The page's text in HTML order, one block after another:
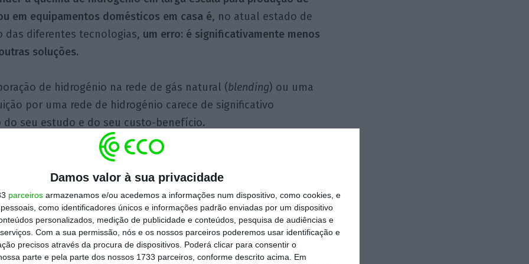
Damos valor à sua privacidade
parceiros armazenamos e/ou acedemos a informações num dispositivo, como cookies, e
como identificadores únicos e informações padrão enviadas por um dispositivo
personalizados, medição de publicidade e conteúdos, pesquisa de audiências e
Com a sua permissão, nós e os nossos parceiros poderemos usar identificação e
precisos através da procura de dispositivos. Poderá clicar para consentir o
parte e pela parte dos nossos 1733 parceiros, conforme descrito acima. Em
em equipamentos domésticos em casa é, no atual estado de
das diferentes tecnologias, um erro: é significativamente menos
soluções.
de hidrogénio na rede de gás natural (blending) ou uma
por uma rede de hidrogénio carece de significativo
seu estudo e do seu custo-benefício.
transversal, o hidrogénio tem um papel a desempenhar, mas de
à eletrificação, promovendo a descarbonização das nossas
o uso de eletricidade for inviável ou economicamente ineficiente. Os
direcionados para os setores onde o hidrogénio possa ser uma
ponto de vista custo-benefício, considerando o valor do potencial de
e do custo da energia.